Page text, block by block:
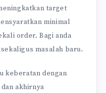
target
minimal
order. Bagi anda
masalah baru.
keberatan dengan
akhirnya